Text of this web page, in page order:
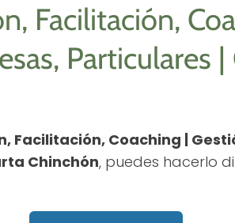
Facilitación,
Particulares
Facilitación, Coaching |
Chinchón, puedes hacerlo